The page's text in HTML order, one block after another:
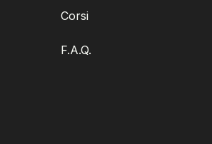
Corsi
F.A.Q.